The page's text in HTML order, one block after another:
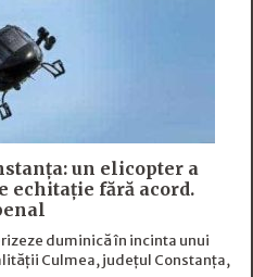
un elicopter a
echitație fără acord.
duminică în incinta unui
Culmea, județul Constanța,